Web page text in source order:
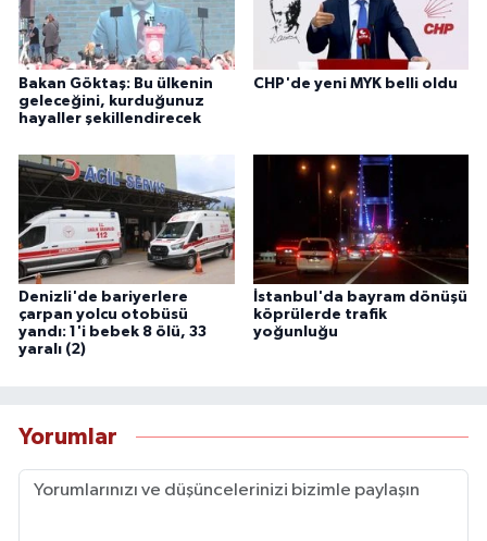
Bakan Göktaş: Bu ülkenin
geleceğini, kurduğunuz
hayaller şekillendirecek
CHP'de yeni MYK belli oldu
Denizli'de bariyerlere
çarpan yolcu otobüsü
yandı: 1'i bebek 8 ölü, 33
yaralı (2)
İstanbul'da bayram dönüşü
köprülerde trafik
yoğunluğu
Yorumlar